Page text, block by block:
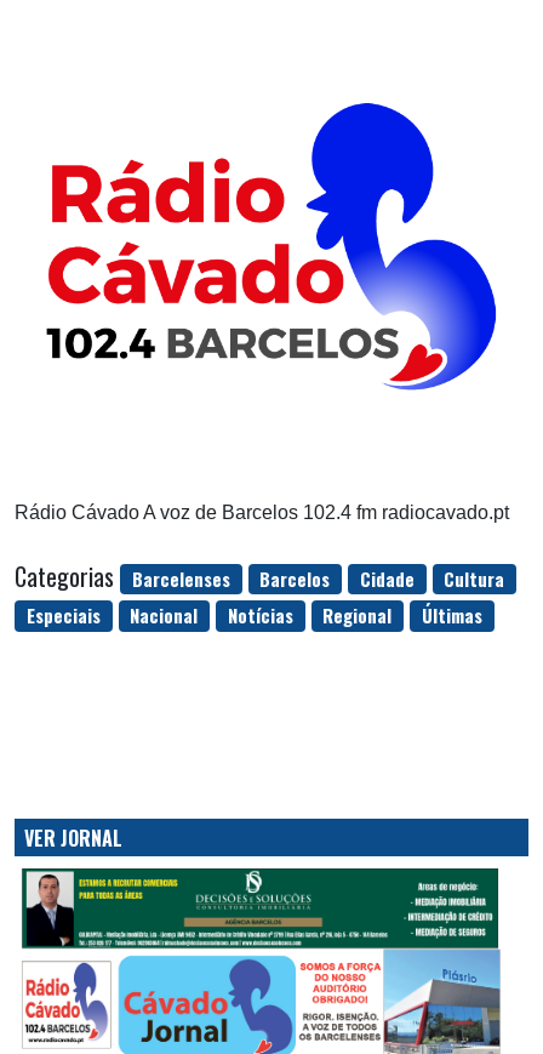
Rádio Cávado A voz de Barcelos 102.4 fm radiocavado.pt
Categorias Barcelenses Barcelos Cidade
Cultura
Especiais
Nacional Notícias Regional Últimas
VER JORNAL